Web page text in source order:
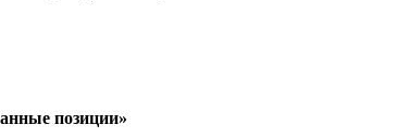
позиции»